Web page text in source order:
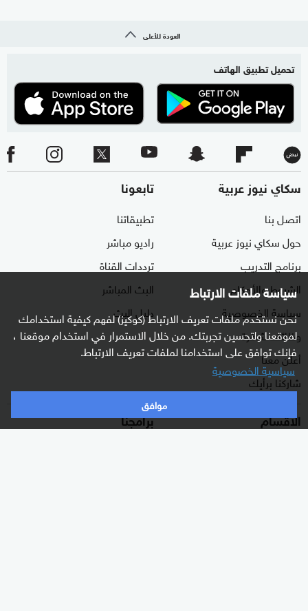
سياسة ملفات الارتباط
نحن نستخدم ملفات تعريف الارتباط (كوكيز) لفهم كيفية استخدامك
لموقعنا ولتحسين تجربتك. من خلال الاستمرار في استخدام موقعنا ،
فإنك توافق على استخدامنا لملفات تعريف الارتباط.
سياسية الخصوصية
موافق
العودة للأعلى
تحميل تطبيق الهاتف
سكاي نيوز عربية
اتصل بنا
حول سكاي نيوز عربية
برنامج التدريب
الشروط والأحكام
سياسة الخصوصية
وظائف شاغرة
أعلن معنا
شاركنا برأيك
تابعونا
تطبيقاتنا
راديو مباشر
ترددات القناة
البث المباشر
دليل البث
الأقسام برامجنا